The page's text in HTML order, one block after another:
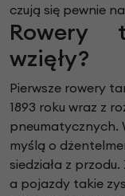
czują się pewnie
Rowery
wzięły?
Pierwsze rowery
1893 roku wraz z
pneumatycznych.
myślą o
siedziała z
a pojazdy takie